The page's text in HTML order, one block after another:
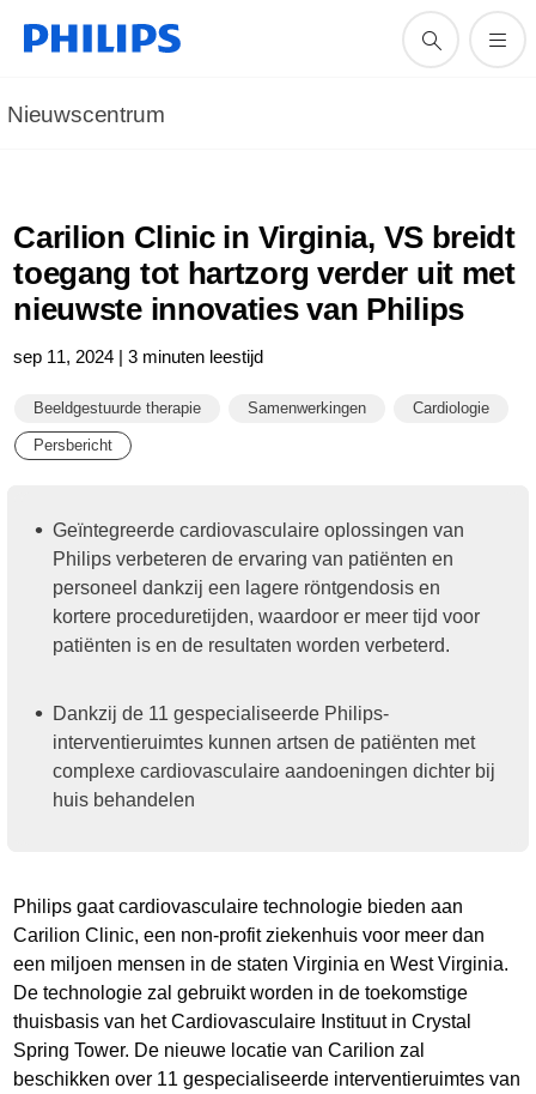
Nieuwscentrum
Carilion Clinic in Virginia, VS breidt
toegang tot hartzorg verder uit met
nieuwste innovaties van Philips
sep 11, 2024 | 3 minuten leestijd
Beeldgestuurde therapie Samenwerkingen Cardiologie
Persbericht
Geïntegreerde cardiovasculaire oplossingen van
Philips verbeteren de ervaring van patiënten en
personeel dankzij een lagere röntgendosis en
kortere proceduretijden, waardoor er meer tijd voor
patiënten is en de resultaten worden verbeterd.
Dankzij de 11 gespecialiseerde Philips-
interventieruimtes kunnen artsen de patiënten met
complexe cardiovasculaire aandoeningen dichter bij
huis behandelen
Philips gaat cardiovasculaire technologie bieden aan
Carilion Clinic, een non-profit ziekenhuis voor meer dan
een miljoen mensen in de staten Virginia en West Virginia.
De technologie zal gebruikt worden in de toekomstige
thuisbasis van het Cardiovasculaire Instituut in Crystal
Spring Tower. De nieuwe locatie van Carilion zal
beschikken over 11 gespecialiseerde interventieruimtes van